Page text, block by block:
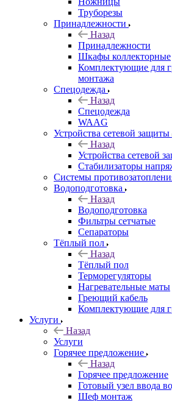
Труборезы
Принадлежности
Назад
Принадлежности
Шкафы коллекторные
Комплектующие для
монтажа
Спецодежда
Назад
Спецодежда
WAAG
Устройства сетевой защиты
Назад
Устройства сетевой
Стабилизаторы
Системы
Водоподготовка
Назад
Водоподготовка
Фильтры сетчатые
Сепараторы
Тёплый пол
Назад
Тёплый пол
Терморегуляторы
Нагревательные маты
Греющий кабель
Комплектующие для
Услуги
Назад
Услуги
Горячее предложение
Назад
Горячее предложение
Готовый узел ввода
Шеф монтаж